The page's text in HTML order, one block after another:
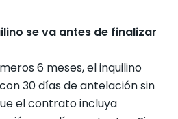
se va antes de finalizar
6 meses, el inquilino
30 días de antelación sin
el contrato incluya